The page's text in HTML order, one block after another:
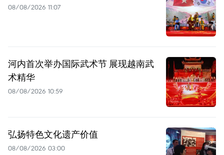
08/08/2026 11:07
河内首次举办国际武术节 展现越南武
术精华
08/08/2026 10:59
弘扬特色文化遗产价值
08/08/2026 03:00